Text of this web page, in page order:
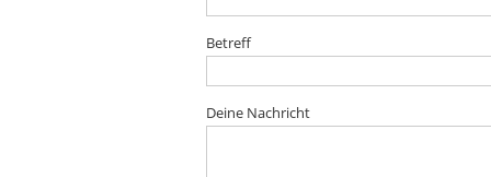
Betreff
Deine Nachricht